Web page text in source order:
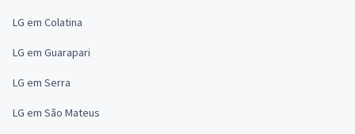
LG em Colatina
LG em Guarapari
LG em Serra
LG em São Mateus